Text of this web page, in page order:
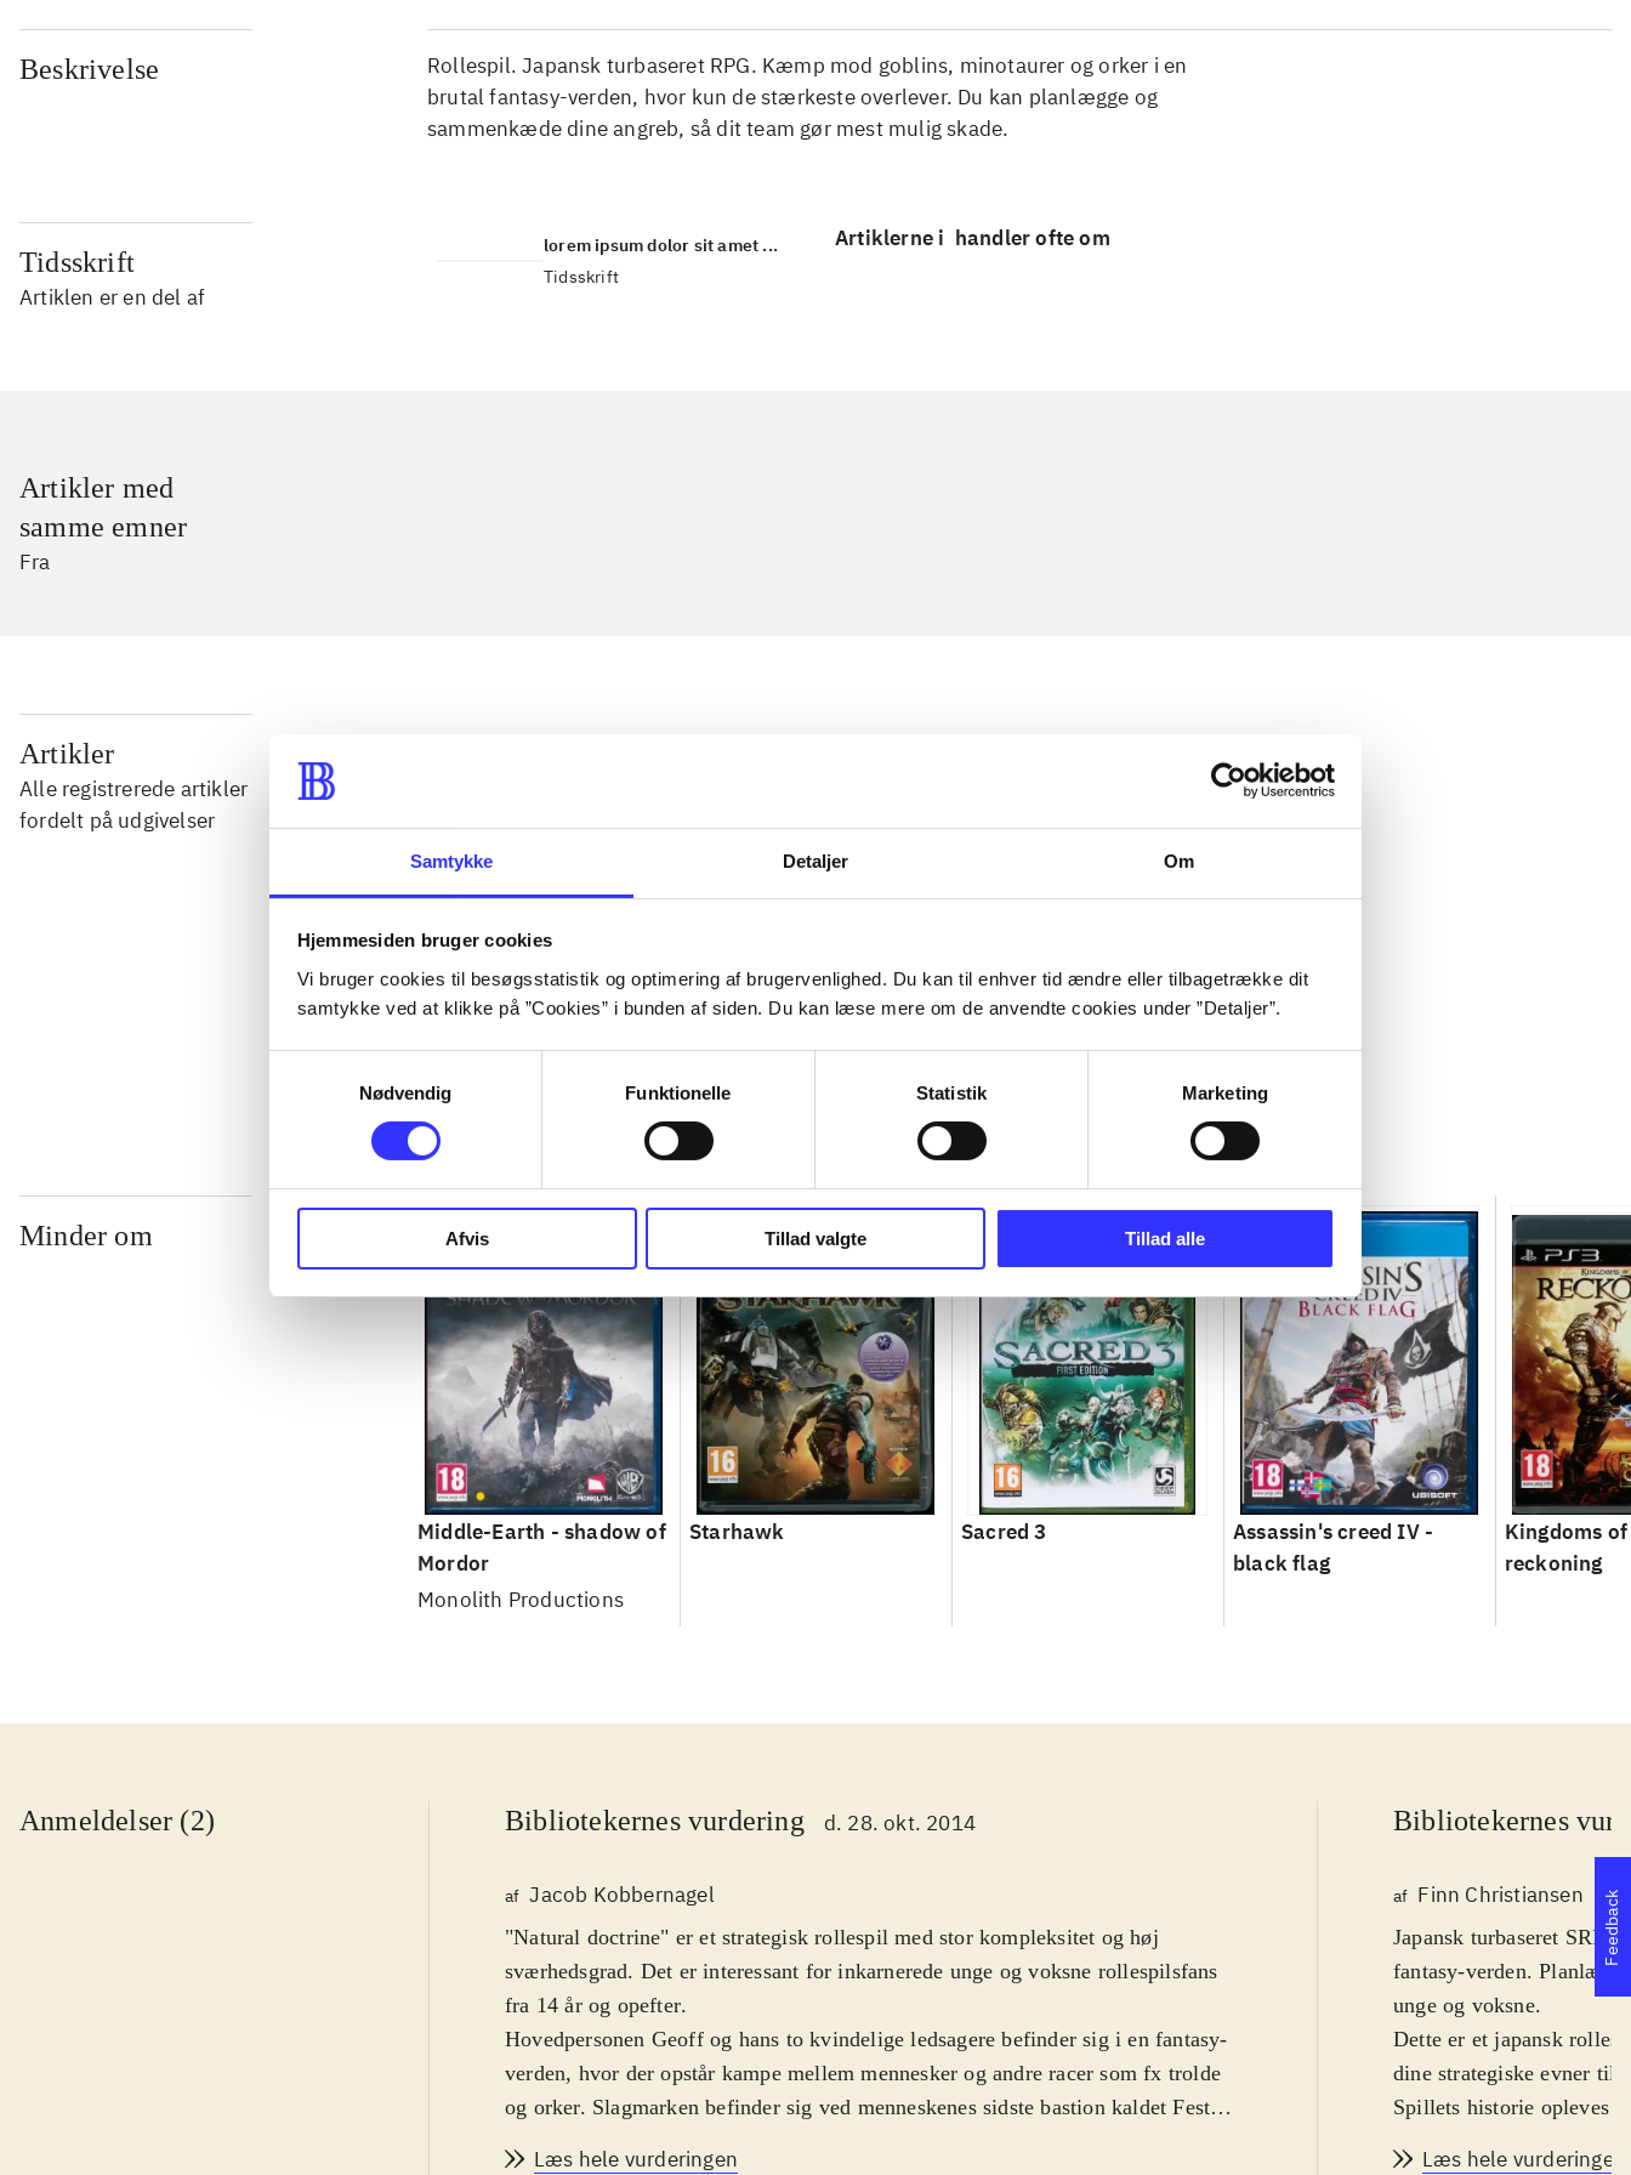
Samtykke Detaljer Om
Hjemmesiden bruger cookies
Vi bruger cookies til besøgsstatistik og optimering af brugervenlighed. Du kan til enhver tid ændre eller tilbagetrække dit
samtykke ved at klikke på ”Cookies” i bunden af siden. Du kan læse mere om de anvendte cookies under ”Detaljer”.
Nødvendig
Funktionelle Statistik Marketing
Afvis Tillad valgte Tillad alle
Beskrivelse
Rollespil. Japansk turbaseret RPG. Kæmp mod goblins, minotaurer og orker i en
brutal fantasy-verden, hvor kun de stærkeste overlever. Du kan planlægge og
sammenkæde dine angreb, så dit team gør mest mulig skade.
Tidsskrift
Artiklen er en del af
lorem ipsum dolor sit amet ...
Tidsskrift
Artiklerne i handler ofte om
Artikler med
samme emner
Fra
Artikler
Alle registrerede artikler
fordelt på udgivelser
...
...
...
Minder om
Middle-Earth - shadow of
Mordor
Monolith Productions
Starhawk Sacred 3
Assassin's creed IV -
black flag
Kingdoms
reckoning
Anmeldelser (2) Bibliotekernes vurdering d. 28. okt. 2014
af Jacob Kobbernagel
"Natural doctrine" er et strategisk rollespil med stor kompleksitet og høj
sværhedsgrad. Det er interessant for inkarnerede unge og voksne rollespilsfans
fra 14 år og opefter.
Hovedpersonen Geoff og hans to kvindelige ledsagere befinder sig i en fantasy-
verden, hvor der opstår kampe mellem mennesker og andre racer som fx trolde
og orker. Slagmarken befinder sig ved menneskenes sidste bastion kaldet Feste.
Læs hele vurderingen
Bibliotekernes
af Finn Christiansen
Japansk turbaseret
fantasy-verden. Planlæg
unge og voksne.
Dette er et japansk
dine strategiske evner til
Spillets historie opleves
Læs hele vurderingen
Feedback